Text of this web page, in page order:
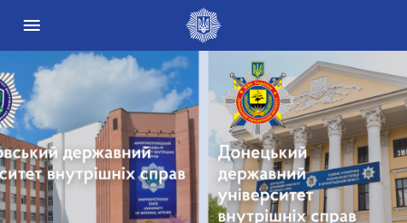
Державні сайти України
Президент України
Кабінет Міністрів України
Конституційний суд України
Рада національної безпеки і оборони України
Центральні та місцеві органи виконавчої влади